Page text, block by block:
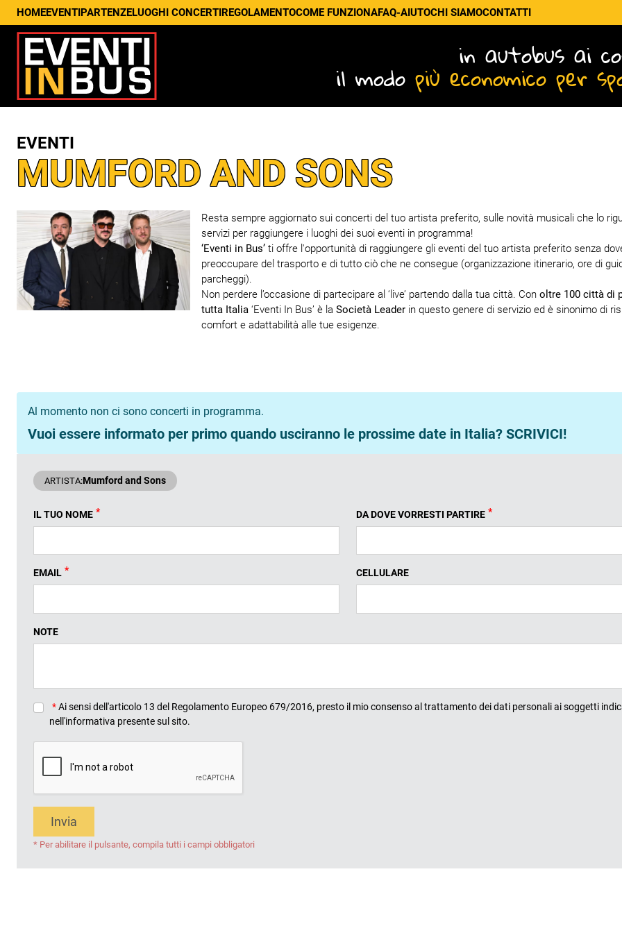
HOMEEVENTIPARTENZELUOGHI CONCERTIREGOLAMENTOCOME FUNZIONAFAQ-AIUTOCHI SIAMOCONTATTI
in autobus ai
il modo più economico per
EVENTI
MUMFORD AND SONS
Resta sempre aggiornato sui concerti del tuo artista preferito, sulle novità musicali che lo
servizi per raggiungere i luoghi dei suoi eventi in programma!
‘Eventi in Bus’ ti offre l'opportunità di raggiungere gli eventi del tuo artista preferito senza
preoccupare del trasporto e di tutto ciò che ne consegue (organizzazione itinerario, ore di
parcheggi).
Non perdere l’occasione di partecipare al ‘live’ partendo dalla tua città. Con oltre 100 città di
tutta Italia ‘Eventi In Bus’ è la Società Leader in questo genere di servizio ed è sinonimo di
comfort e adattabilità alle tue esigenze.
Al momento non ci sono concerti in programma.
Vuoi essere informato per primo quando usciranno le prossime date in Italia? SCRIVICI!
ARTISTA:Mumford and Sons
IL TUO NOME * DA DOVE VORRESTI PARTIRE *
EMAIL * CELLULARE
NOTE
*Ai sensi dell'articolo 13 del Regolamento Europeo 679/2016, presto il mio consenso al trattamento dei dati personali ai soggetti
nell'informativa presente sul sito.
Invia
* Per abilitare il pulsante, compila tutti i campi obbligatori